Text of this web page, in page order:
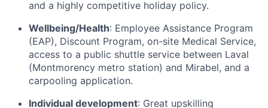
and a highly competitive holiday policy.
Wellbeing/Health: Employee Assistance Program
(EAP), Discount Program, on-site Medical Service,
access to a public shuttle service between Laval
(Montmorency metro station) and Mirabel, and a
carpooling application.
Individual development: Great upskilling